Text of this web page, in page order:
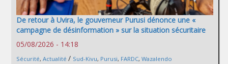
De retour à Uvira, le gouverneur Purusi dénonce une «
campagne de désinformation » sur la situation sécuritaire
05/08/2026 - 14:18
Sécurité, Actualité / Sud-Kivu, Purusi, FARDC, Wazalendo